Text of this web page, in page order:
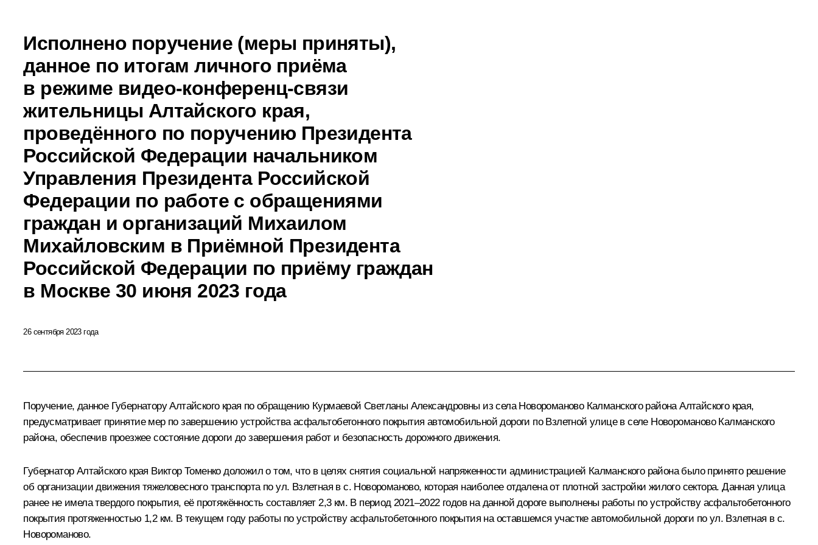
Исполнено поручение (меры приняты),
данное по итогам личного приёма
в режиме видео-конференц-связи
жительницы Алтайского края,
проведённого по поручению Президента
Российской Федерации начальником
Управления Президента Российской
Федерации по работе с обращениями
граждан и организаций Михаилом
Михайловским в Приёмной Президента
Российской Федерации по приёму граждан
в Москве 30 июня 2023 года
26 сентября 2023 года
Поручение, данное Губернатору Алтайского края по обращению Курмаевой Светланы Александровны из села Новороманово Калманского района Алтайского края,
предусматривает принятие мер по завершению устройства асфальтобетонного покрытия автомобильной дороги по Взлетной улице в селе Новороманово Калманского
района, обеспечив проезжее состояние дороги до завершения работ и безопасность дорожного движения.
Губернатор Алтайского края Виктор Томенко доложил о том, что в целях снятия социальной напряженности администрацией Калманского района было принято решение
об организации движения тяжеловесного транспорта по ул. Взлетная в с. Новороманово, которая наиболее отдалена от плотной застройки жилого сектора. Данная улица
ранее не имела твердого покрытия, её протяжённость составляет 2,3 км. В период 2021–2022 годов на данной дороге выполнены работы по устройству асфальтобетонного
покрытия протяженностью 1,2 км. В текущем году работы по устройству асфальтобетонного покрытия на оставшемся участке автомобильной дороги по ул. Взлетная в с.
Новороманово.